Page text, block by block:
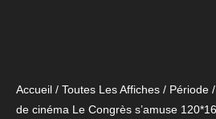
Accueil / Toutes Les Affiches / Période /
de cinéma Le Congrès s’amuse